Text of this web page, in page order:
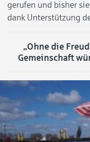
gerufen und bisher
dank Unterstützung
„Ohne die
Gemeinschaft